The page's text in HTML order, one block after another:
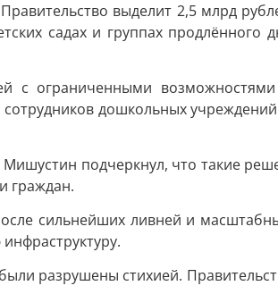
выделит 2,5 млрд
садах и группах продлённого
с ограниченными
дошкольных
подчеркнул, что такие
граждан.
сильнейших ливней и
разрушены стихией.